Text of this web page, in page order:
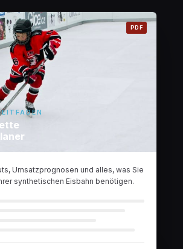
PDF
Umsatzprognosen und alles, was Sie
synthetischen Eisbahn benötigen.